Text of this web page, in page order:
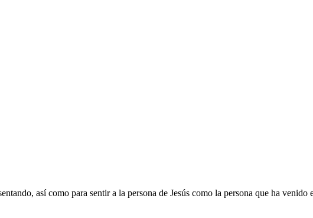
así como para sentir a la persona de Jesús como la persona que ha